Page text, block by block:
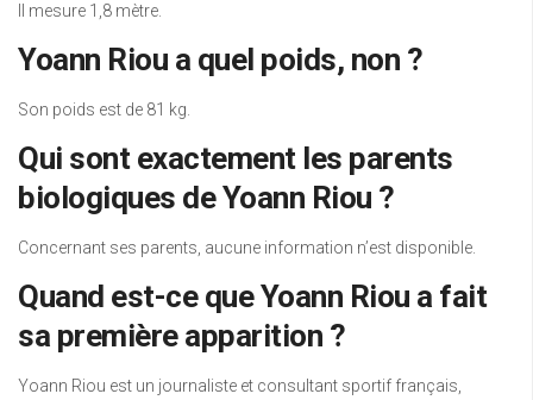
Il mesure 1,8 mètre.
Yoann Riou a quel poids, non ?
Son poids est de 81 kg.
Qui sont exactement les parents
biologiques de Yoann Riou ?
Concernant ses parents, aucune information n’est disponible.
Quand est-ce que Yoann Riou a fait
sa première apparition ?
Yoann Riou est un journaliste et consultant sportif français,